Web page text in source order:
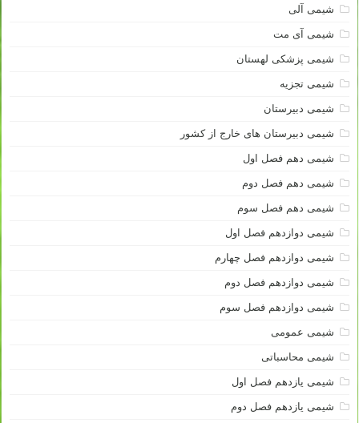
شیمی آلی
شیمی آی مت
شیمی پزشکی لهستان
شیمی تجزیه
شیمی دبیرستان
شیمی دبیرستان های خارج از کشور
شیمی دهم فصل اول
شیمی دهم فصل دوم
شیمی دهم فصل سوم
شیمی دوازدهم فصل اول
شیمی دوازدهم فصل چهارم
شیمی دوازدهم فصل دوم
شیمی دوازدهم فصل سوم
شیمی عمومی
شیمی محاسباتی
شیمی یازدهم فصل اول
شیمی یازدهم فصل دوم